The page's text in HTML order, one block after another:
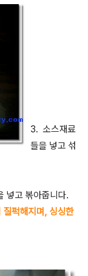
3. 소스재료
들을 넣고 섞
넣고 볶아줍니다.
퍽해지며, 싱싱한